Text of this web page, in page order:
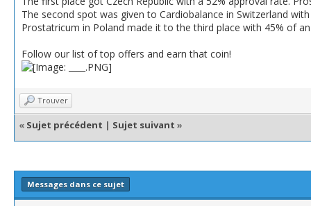
The second spot was given to Cardiobalance in Switzerland
Prostatricum in Poland made it to the third place with 45% of
Follow our list of top offers and earn that coin!
Trouver
« Sujet précédent | Sujet suivant »
Messages dans ce sujet